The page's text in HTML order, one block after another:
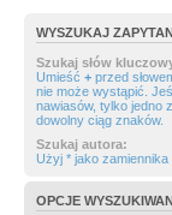
WYSZUKAJ
Szukaj słów
Umieść + przed
nie może wystąpić.
nawiasów, tylko jedno
dowolny ciąg znaków.
Szukaj autora:
Użyj * jako zamiennika
OPCJE